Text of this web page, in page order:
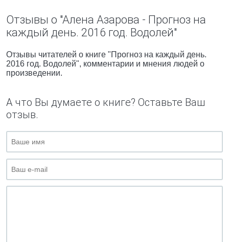
Отзывы о "Алена Азарова - Прогноз на
каждый день. 2016 год. Водолей"
Отзывы читателей о книге "Прогноз на каждый день.
2016 год. Водолей", комментарии и мнения людей о
произведении.
А что Вы думаете о книге? Оставьте Ваш
отзыв.